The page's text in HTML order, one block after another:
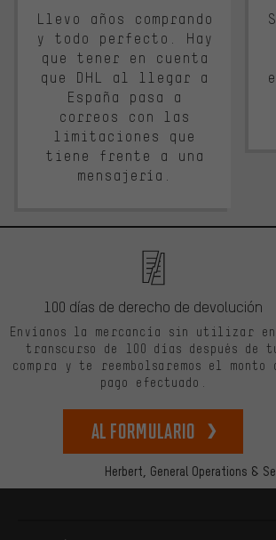
Llevo años comprando
y todo perfecto. Hay
que tener en cuenta
que DHL al llegar a
España pasa a
correos con las
limitaciones que
tiene frente a una
mensajería.
Herbert, General Operations &
100 días de derecho de devolución
Envíanos la mercancía sin utilizar
transcurso de 100 días después de
compra y te reembolsaremos el monto
pago efectuado.
Al formulario